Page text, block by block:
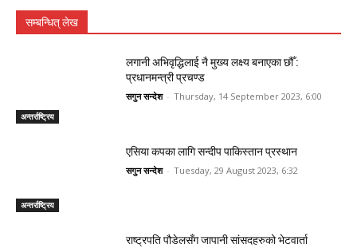
सम्बन्धित् लेख
अन्तर्राष्ट्रिय
लगानी अभिवृद्धिलाई नै मुख्य लक्ष्य बनाएका छौँ :
प्रधानमन्त्री प्रचण्ड
सगुन सन्देश - Thursday, 14 September 2023, 6:00
अन्तर्राष्ट्रिय
एसिया कपका लागि सन्दीप पाकिस्तान प्रस्थान
सगुन सन्देश - Tuesday, 29 August 2023, 6:32
राष्ट्रपति पौडेलसँग जापानी सांसदहरुको भेटवार्ता